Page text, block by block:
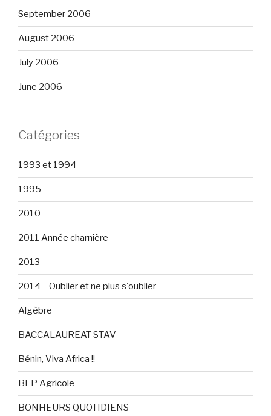
September 2006
August 2006
July 2006
June 2006
Catégories
1993 et 1994
1995
2010
2011 Année charnière
2013
2014 – Oublier et ne plus s'oublier
Algèbre
BACCALAUREAT STAV
Bénin, Viva Africa !!
BEP Agricole
BONHEURS QUOTIDIENS